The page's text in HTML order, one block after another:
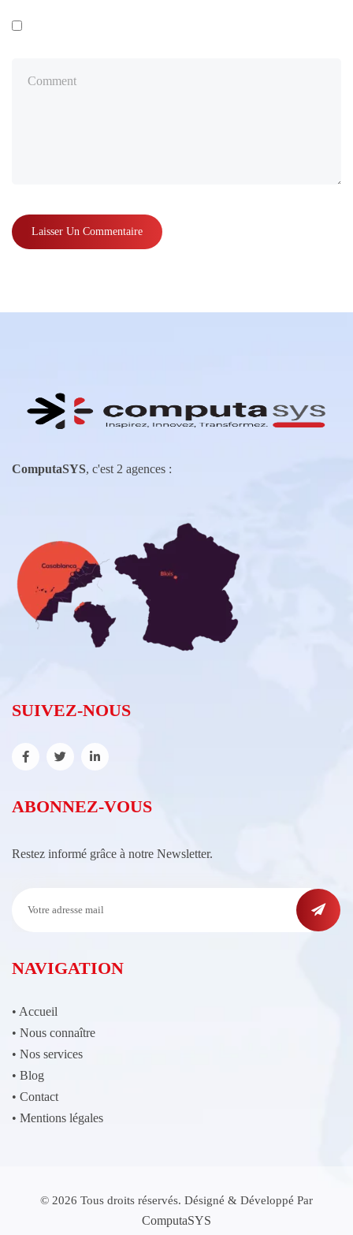
ComputaSYS, c'est 2 agences :
SUIVEZ-NOUS
ABONNEZ-VOUS
Restez informé grâce à notre Newsletter.
NAVIGATION
• Accueil
• Nous connaître
• Nos services
• Blog
• Contact
• Mentions légales
© 2026 Tous droits réservés. Désigné & Développé Par
ComputaSYS